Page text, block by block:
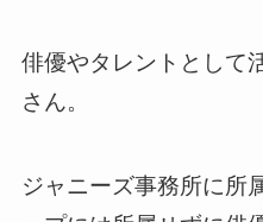
俳優やタレントとして
さん。
ジャニーズ事務所に所